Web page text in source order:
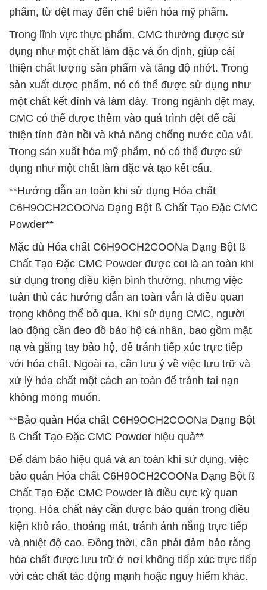
phẩm, từ dệt may đến chế biến hóa mỹ phẩm.
Trong lĩnh vực thực phẩm, CMC thường được sử
dụng như một chất làm đặc và ổn định, giúp cải
thiện chất lượng sản phẩm và tăng độ nhớt. Trong
sản xuất dược phẩm, nó có thể được sử dụng như
một chất kết dính và làm dày. Trong ngành dệt may,
CMC có thể được thêm vào quá trình dệt để cải
thiện tính đàn hồi và khả năng chống nước của vải.
Trong sản xuất hóa mỹ phẩm, nó có thể được sử
dụng như một chất làm đặc và tạo kết cấu.
**Hướng dẫn an toàn khi sử dụng Hóa chất
C6H9OCH2COONa Dạng Bột ß Chất Tạo Đặc CMC
Powder**
Mặc dù Hóa chất C6H9OCH2COONa Dạng Bột ß
Chất Tạo Đặc CMC Powder được coi là an toàn khi
sử dụng trong điều kiện bình thường, nhưng việc
tuân thủ các hướng dẫn an toàn vẫn là điều quan
trọng không thể bỏ qua. Khi sử dụng CMC, người
lao động cần đeo đồ bảo hộ cá nhân, bao gồm mặt
nạ và găng tay bảo hộ, để tránh tiếp xúc trực tiếp
với hóa chất. Ngoài ra, cần lưu ý về việc lưu trữ và
xử lý hóa chất một cách an toàn để tránh tai nạn
không mong muốn.
**Bảo quản Hóa chất C6H9OCH2COONa Dạng Bột
ß Chất Tạo Đặc CMC Powder hiệu quả**
Để đảm bảo hiệu quả và an toàn khi sử dụng, việc
bảo quản Hóa chất C6H9OCH2COONa Dạng Bột ß
Chất Tạo Đặc CMC Powder là điều cực kỳ quan
trọng. Hóa chất này cần được bảo quản trong điều
kiện khô ráo, thoáng mát, tránh ánh nắng trực tiếp
và nhiệt độ cao. Đồng thời, cần phải đảm bảo rằng
hóa chất được lưu trữ ở nơi không tiếp xúc trực tiếp
với các chất tác động mạnh hoặc nguy hiểm khác.